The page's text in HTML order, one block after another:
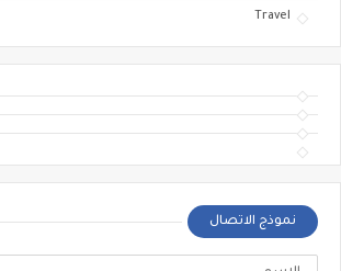
Travel
نموذج الاتصال